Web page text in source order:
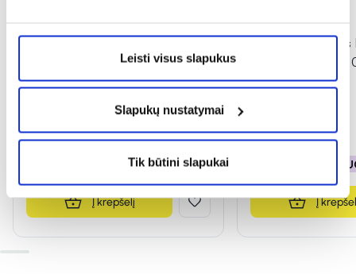
Leisti visus slapukus
Slapukų nustatymai
Tik būtini slapukai
2,89 € 5,79 €
% PAPILDOMA NUOLAIDA
Į krepšelį
DELIA
SO PERFECT,
2,74 € 5,49 €
% PAPILDOMA
Į